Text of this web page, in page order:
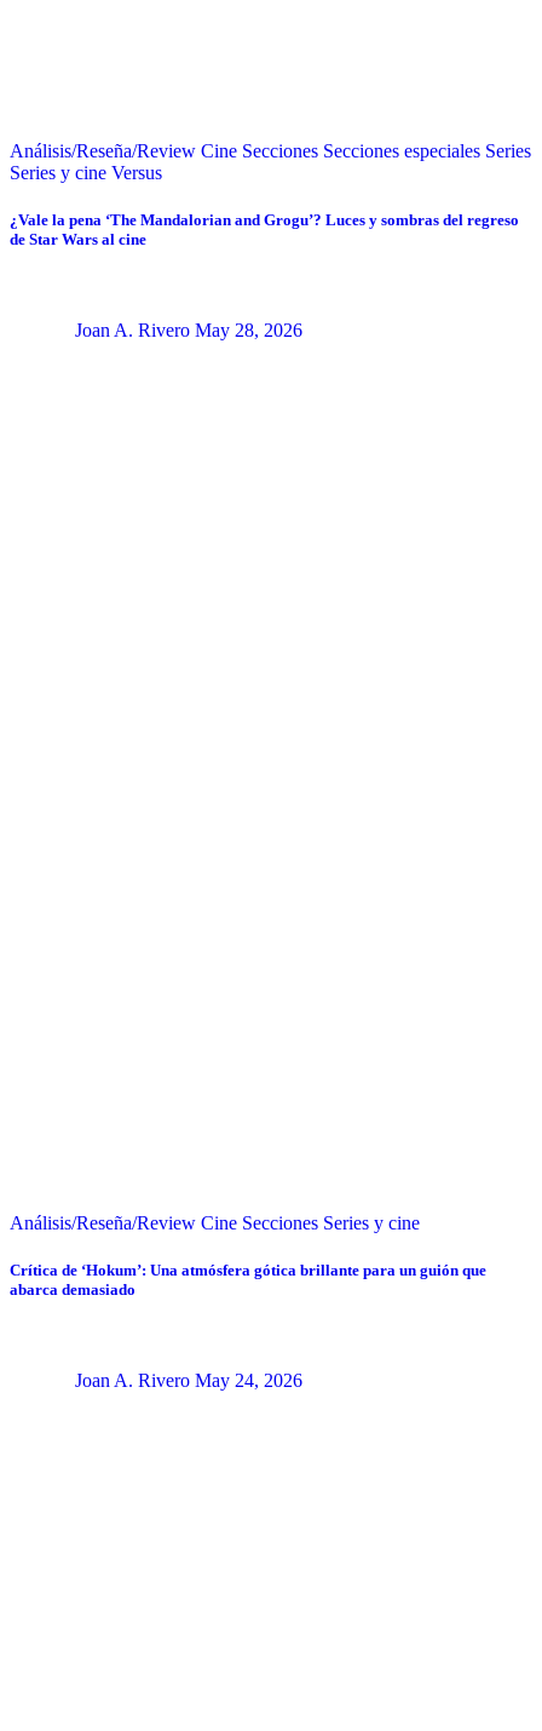
Análisis/Reseña/Review Cine Secciones Secciones especiales Series
Series y cine Versus
¿Vale la pena ‘The Mandalorian and Grogu’? Luces y sombras del regreso
de Star Wars al cine
Joan A. Rivero May 28, 2026
Análisis/Reseña/Review Cine Secciones Series y cine
Crítica de ‘Hokum’: Una atmósfera gótica brillante para un guión que
abarca demasiado
Joan A. Rivero May 24, 2026